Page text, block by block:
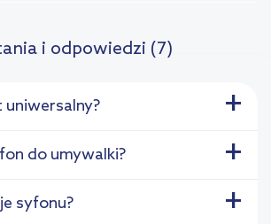
i odpowiedzi (7)
+
do umywalki? +
syfonu? +